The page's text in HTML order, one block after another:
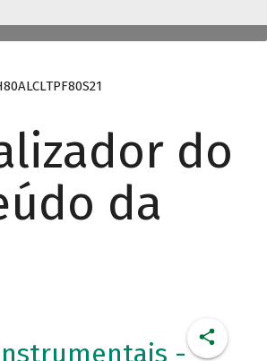
do
da
-